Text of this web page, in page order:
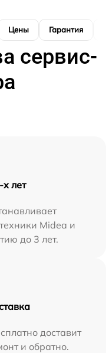
Цены Гарантия
сервис-
лет
Midea и
до 3 лет.
доставит
и обратно.